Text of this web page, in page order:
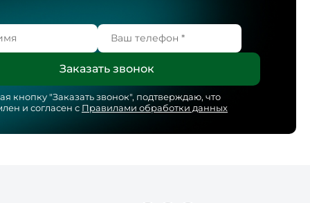
кнопку "Заказать звонок", подтверждаю, что
и согласен с Правилами обработки данных